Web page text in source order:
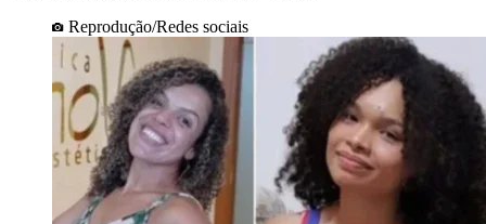
Reprodução/Redes sociais